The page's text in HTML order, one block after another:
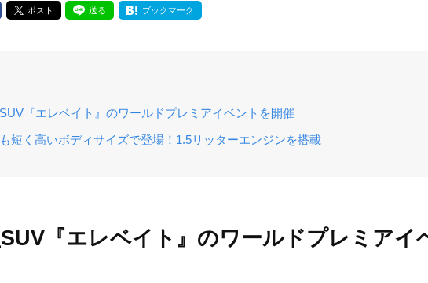
ポスト 送る ブックマーク
『エレベイト』のワールドプレミアイベントを開催
短く高いボディサイズで登場！1.5リッターエンジンを搭載
『エレベイト』のワールドプレミアイ